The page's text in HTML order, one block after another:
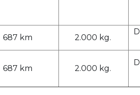
687 km 2.000 kg.
687 km 2.000 kg.